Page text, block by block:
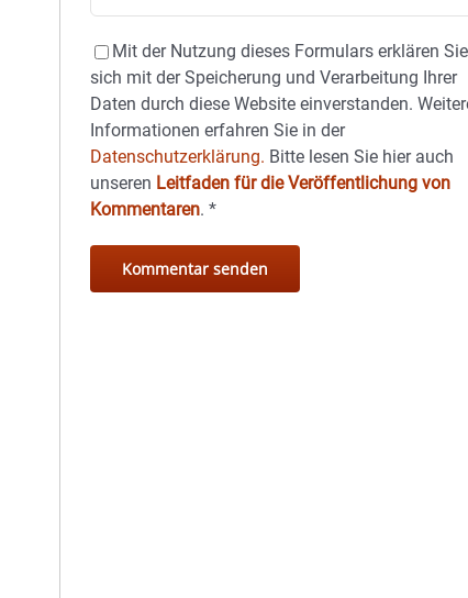
Mit der Nutzung dieses Formulars erklären Sie
sich mit der Speicherung und Verarbeitung Ihrer
Daten durch diese Website einverstanden.
Informationen erfahren Sie in der
Datenschutzerklärung. Bitte lesen Sie hier auch
unseren Leitfaden für die Veröffentlichung von
Kommentaren.*